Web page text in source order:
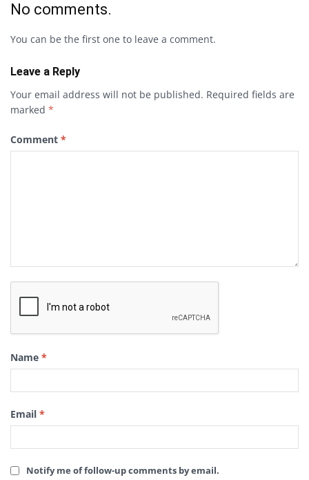
No comments.
You can be the first one to leave a comment.
Leave a Reply
Your email address will not be published. Required fields are
marked *
Comment *
Name *
Email *
Notify me of follow-up comments by email.